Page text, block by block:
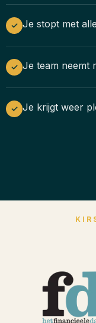
✓ Je stopt met
✓ Je team neemt
✓ Je krijgt weer